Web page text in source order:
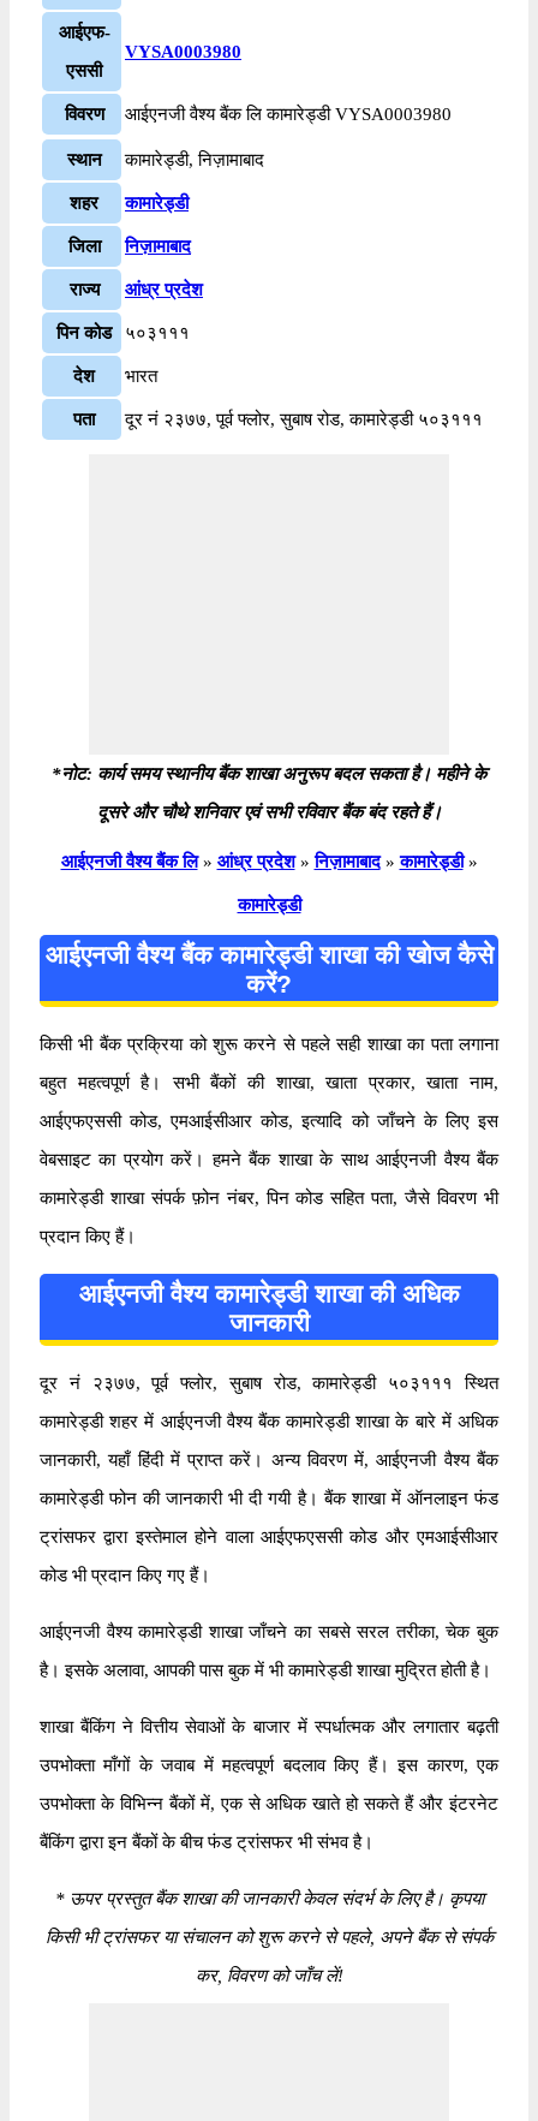
आईएफ-
एससी
VYSA0003980
विवरण आईएनजी वैश्य बैंक लि कामारेड्डी VYSA0003980
स्थान कामारेड्डी, निज़ामाबाद
शहर कामारेड्डी
जिला निज़ामाबाद
राज्य आंध्र प्रदेश
पिन कोड ५०३१११
देश भारत
पता दूर नं २३७७, पूर्व फ्लोर, सुबाष रोड, कामारेड्डी ५०३१११
*नोट: कार्य समय स्थानीय बैंक शाखा अनुरूप बदल सकता है। महीने के
दूसरे और चौथे शनिवार एवं सभी रविवार बैंक बंद रहते हैं।
आईएनजी वैश्य बैंक लि » आंध्र प्रदेश » निज़ामाबाद » कामारेड्डी »
कामारेड्डी
आईएनजी वैश्य बैंक कामारेड्डी शाखा की खोज कैसे
करें?
किसी भी बैंक प्रक्रिया को शुरू करने से पहले सही शाखा का पता लगाना
बहुत महत्वपूर्ण है। सभी बैंकों की शाखा, खाता प्रकार, खाता नाम,
आईएफएससी कोड, एमआईसीआर कोड, इत्यादि को जाँचने के लिए इस
वेबसाइट का प्रयोग करें। हमने बैंक शाखा के साथ आईएनजी वैश्य बैंक
कामारेड्डी शाखा संपर्क फ़ोन नंबर, पिन कोड सहित पता, जैसे विवरण भी
प्रदान किए हैं।
आईएनजी वैश्य कामारेड्डी शाखा की अधिक
जानकारी
दूर नं २३७७, पूर्व फ्लोर, सुबाष रोड, कामारेड्डी ५०३१११ स्थित
कामारेड्डी शहर में आईएनजी वैश्य बैंक कामारेड्डी शाखा के बारे में अधिक
जानकारी, यहाँ हिंदी में प्राप्त करें। अन्य विवरण में, आईएनजी वैश्य बैंक
कामारेड्डी फोन की जानकारी भी दी गयी है। बैंक शाखा में ऑनलाइन फंड
ट्रांसफर द्वारा इस्तेमाल होने वाला आईएफएससी कोड और एमआईसीआर
कोड भी प्रदान किए गए हैं।
आईएनजी वैश्य कामारेड्डी शाखा जाँचने का सबसे सरल तरीका, चेक बुक
है। इसके अलावा, आपकी पास बुक में भी कामारेड्डी शाखा मुद्रित होती है।
शाखा बैंकिंग ने वित्तीय सेवाओं के बाजार में स्पर्धात्मक और लगातार बढ़ती
उपभोक्ता माँगों के जवाब में महत्वपूर्ण बदलाव किए हैं। इस कारण, एक
उपभोक्ता के विभिन्न बैंकों में, एक से अधिक खाते हो सकते हैं और इंटरनेट
बैंकिंग द्वारा इन बैंकों के बीच फंड ट्रांसफर भी संभव है।
*ऊपर प्रस्तुत बैंक शाखा की जानकारी केवल संदर्भ के लिए है। कृपया
किसी भी ट्रांसफर या संचालन को शुरू करने से पहले, अपने बैंक से संपर्क
कर, विवरण को जाँच लें!